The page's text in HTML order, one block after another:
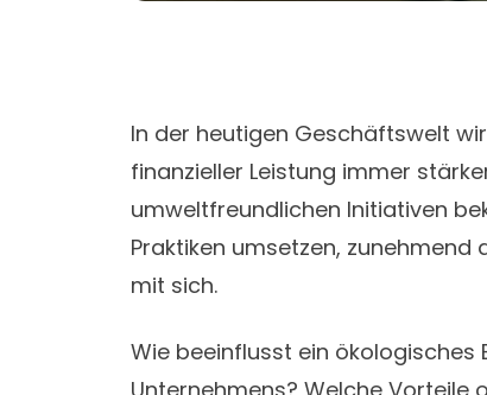
In der heutigen Geschäftswelt
finanzieller Leistung immer
umweltfreundlichen Initiativen
Praktiken umsetzen, zunehmend
mit sich.
Wie beeinflusst ein ökologisches